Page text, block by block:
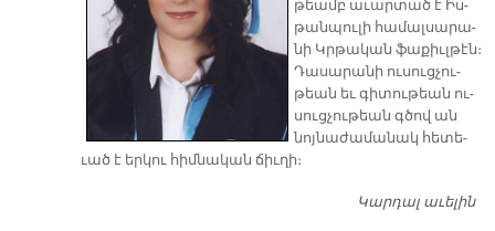
թեամբ ա­ւար­տած է Իս­
թան­պու­լի հա­մալ­սա­րա­
նի Կրթա­կան ֆա­քիւլ­թէն։
Դա­սա­րա­նի ու­սուց­չու­
թեան եւ գի­տու­թեան ու­
սուց­չու­թեան գծով ան
նոյ­նա­ժա­մա­նակ հե­տե­
ւած է եր­կու հիմ­նա­կան ճիւ­ղի։
Կարդալ աւելին